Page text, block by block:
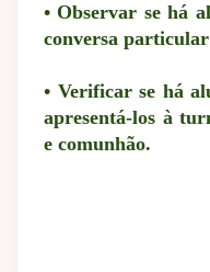
• Observar se há
conversa
• Verificar se há
apresentá-los à
e comunhão.